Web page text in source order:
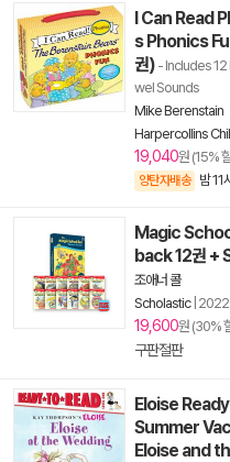
I Can Read
s Phonics
권) - Includes
wel Sounds
Mike Berenstain
Harpercollins
19,040원 (15%
양탄자배송 밤 11시
Magic
back 12권 +
조애너 콜
Scholastic| 2022
19,600원 (30%
구판절판
Eloise
Summer
Eloise and